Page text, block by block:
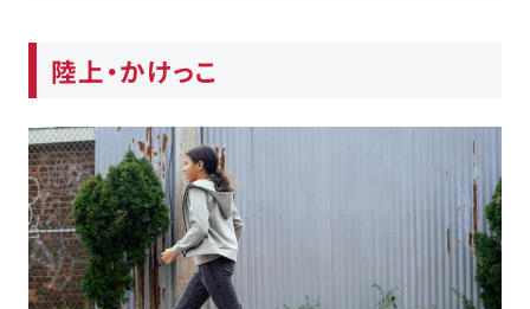
陸上・かけっこ